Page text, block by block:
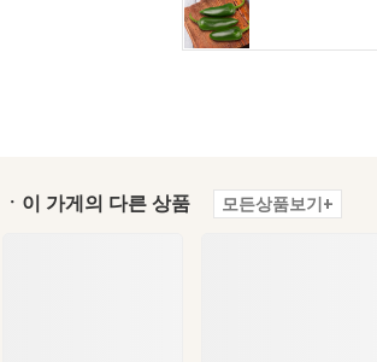
ㆍ이 가게의 다른 상품 모든상품보기+